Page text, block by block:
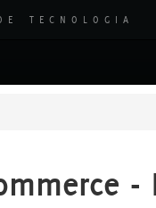
TECNOLOGIA
-